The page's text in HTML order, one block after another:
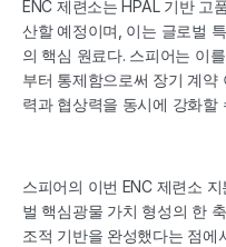
ENC 제련소는 HPAL 기반 고
산할 예정이며, 이는 글로벌
의 핵심 원료다. 스피어는 이
부터 통제함으로써 장기 계약
력과 협상력을 동시에 강화할
스피어의 이번 ENC 제련소
벌 핵심광물 가치 형성의 한
조적 기반을 완성했다는 점에